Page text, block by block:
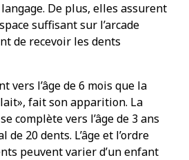
De plus, elles assurent
suffisant sur l’arcade
de recevoir les dents
vers l’âge de 6 mois que la
fait son apparition. La
complète vers l’âge de 3 ans
20 dents. L’âge et l’ordre
peuvent varier d’un enfant